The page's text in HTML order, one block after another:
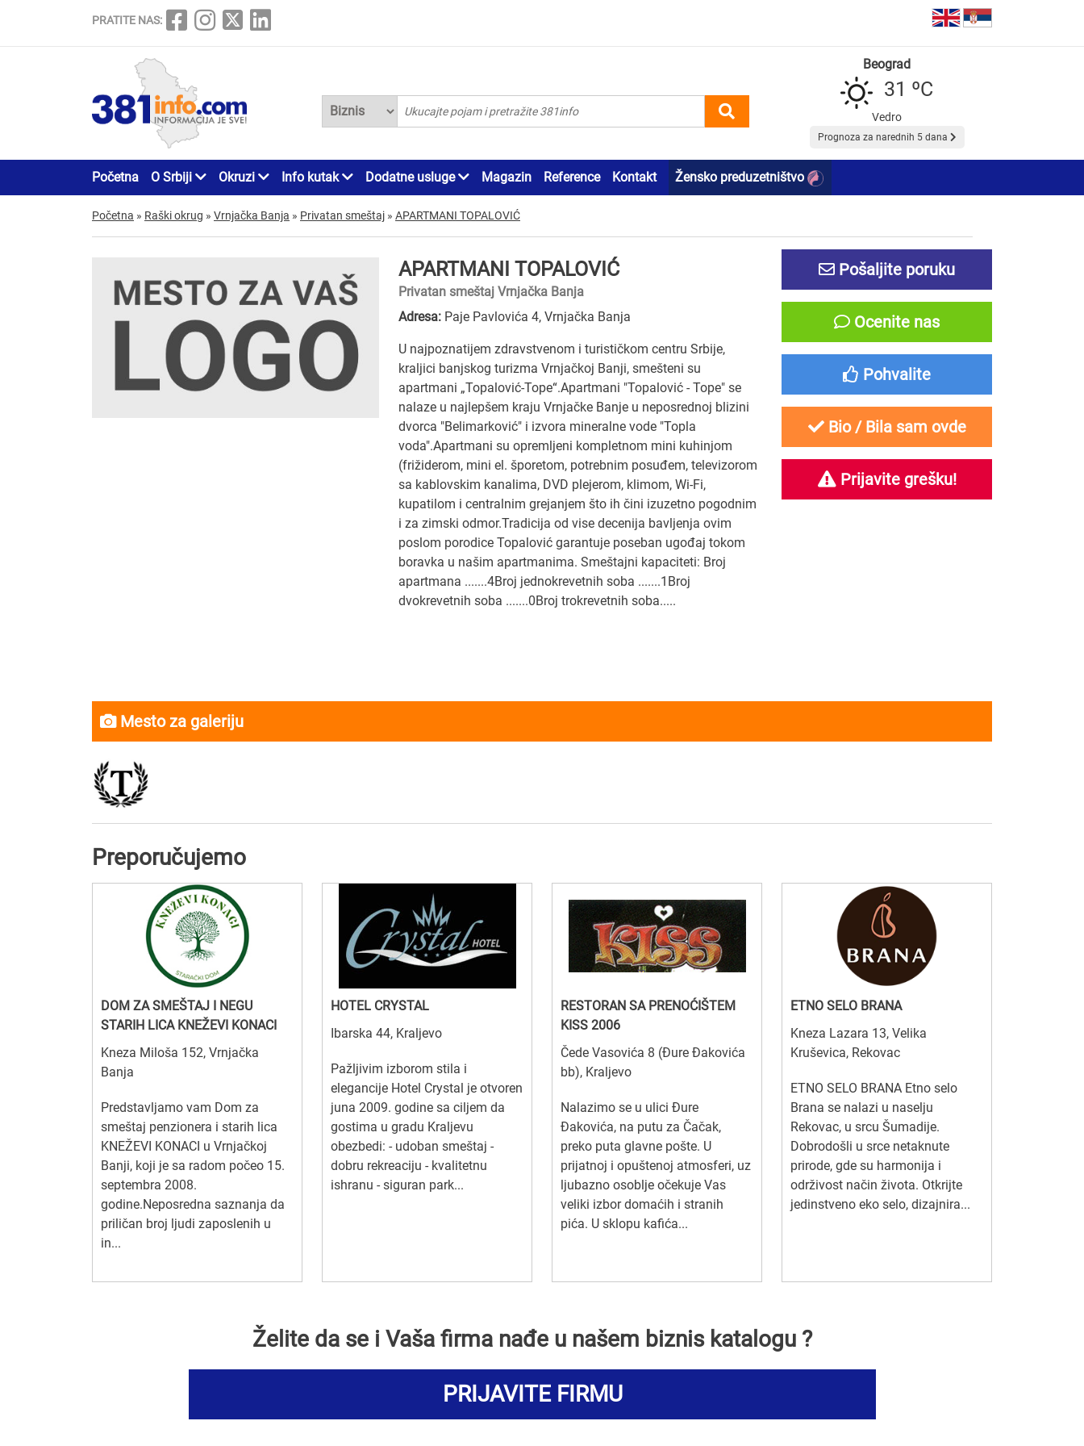
PRATITE NAS:
Beograd
31 ºC
Vedro
Prognoza za narednih 5 dana
Početna O Srbiji Okruzi Info kutak Dodatne usluge Magazin Reference Kontakt Žensko preduzetništvo
Početna » Raški okrug » Vrnjačka Banja » Privatan smeštaj » APARTMANI TOPALOVIĆ
APARTMANI TOPALOVIĆ
Privatan smeštaj Vrnjačka Banja
Adresa: Paje Pavlovića 4, Vrnjačka Banja
U najpoznatijem zdravstvenom i turističkom centru Srbije,
kraljici banjskog turizma Vrnjačkoj Banji, smešteni su
apartmani „Topalović-Tope“.Apartmani "Topalović - Tope" se
nalaze u najlepšem kraju Vrnjačke Banje u neposrednoj blizini
dvorca "Belimarković" i izvora mineralne vode "Topla
voda".Apartmani su opremljeni kompletnom mini kuhinjom
(frižiderom, mini el. šporetom, potrebnim posuđem, televizorom
sa kablovskim kanalima, DVD plejerom, klimom, Wi-Fi,
kupatilom i centralnim grejanjem što ih čini izuzetno pogodnim
i za zimski odmor.Tradicija od vise decenija bavljenja ovim
poslom porodice Topalović garantuje poseban ugođaj tokom
boravka u našim apartmanima. Smeštajni kapaciteti: Broj
apartmana .......4Broj jednokrevetnih soba .......1Broj
dvokrevetnih soba .......0Broj trokrevetnih soba.....
Pošaljite poruku
Ocenite nas
Pohvalite
Bio / Bila sam ovde
Prijavite grešku!
Mesto za galeriju
Preporučujemo
DOM ZA SMEŠTAJ I NEGU
STARIH LICA KNEŽEVI KONACI
Kneza Miloša 152, Vrnjačka
Banja
Predstavljamo vam Dom za
smeštaj penzionera i starih lica
KNEŽEVI KONACI u Vrnjačkoj
Banji, koji je sa radom počeo 15.
septembra 2008.
godine.Neposredna saznanja da
priličan broj ljudi zaposlenih u
in...
HOTEL CRYSTAL
Ibarska 44, Kraljevo
Pažljivim izborom stila i
elegancije Hotel Crystal je otvoren
juna 2009. godine sa ciljem da
gostima u gradu Kraljevu
obezbedi: - udoban smeštaj -
dobru rekreaciju - kvalitetnu
ishranu - siguran park...
RESTORAN SA PRENOĆIŠTEM
KISS 2006
Čede Vasovića 8 (Đure Đakovića
bb), Kraljevo
Nalazimo se u ulici Đure
Đakovića, na putu za Čačak,
preko puta glavne pošte. U
prijatnoj i opuštenoj atmosferi, uz
ljubazno osoblje očekuje Vas
veliki izbor domaćih i stranih
pića. U sklopu kafića...
ETNO SELO BRANA
Kneza Lazara 13, Velika
Kruševica, Rekovac
ETNO SELO BRANA Etno selo
Brana se nalazi u naselju
Rekovac, u srcu Šumadije.
Dobrodošli u srce netaknute
prirode, gde su harmonija i
održivost način života. Otkrijte
jedinstveno eko selo, dizajnira...
Želite da se i Vaša firma nađe u našem biznis katalogu ?
PRIJAVITE FIRMU